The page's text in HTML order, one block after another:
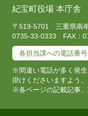
紀宝町役場 本庁舎
〒519-5701 三重県南
0735-33-0333 FAX：
各担当課への電話番号
※間違い電話が多く発
掛けくださいますよう、
※各ページの記載記事、